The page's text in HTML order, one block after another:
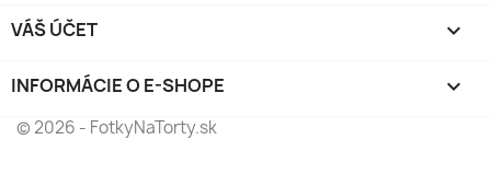
VÁŠ ÚČET 
INFORMÁCIE O E-SHOPE keyboard_arrow_down
© 2026 - FotkyNaTorty.sk